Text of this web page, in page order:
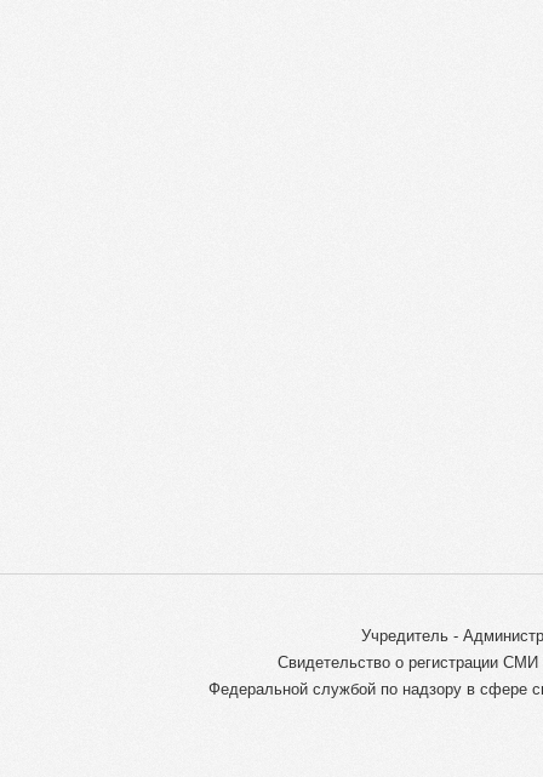
Учредитель -
Свидетельство о регистрации
Федеральной службой по надзору в сфере